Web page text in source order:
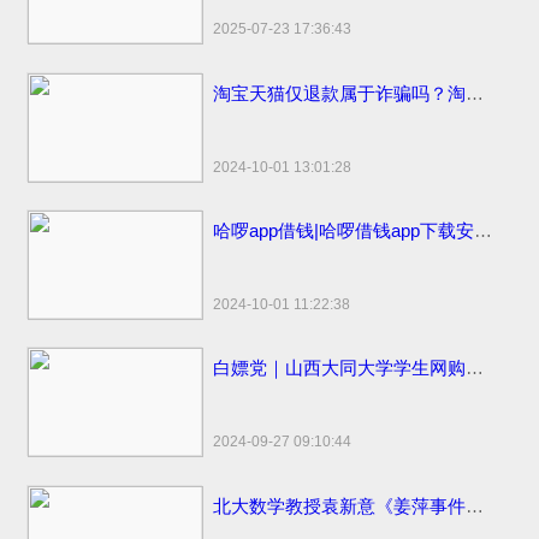
2025-07-23 17:36:43
淘宝天猫仅退款属于诈骗吗？淘宝天猫开始部分取消仅退款
2024-10-01 13:01:28
哈啰app借钱|哈啰借钱app下载安装免费小小上当和电话骚扰
2024-10-01 11:22:38
白嫖党｜山西大同大学学生网购申请“仅退款”被拒骂客服一小时
2024-09-27 09:10:44
北大数学教授袁新意《姜萍事件的疑点分析》点评姜萍板书 阿里巴巴竞赛受质疑